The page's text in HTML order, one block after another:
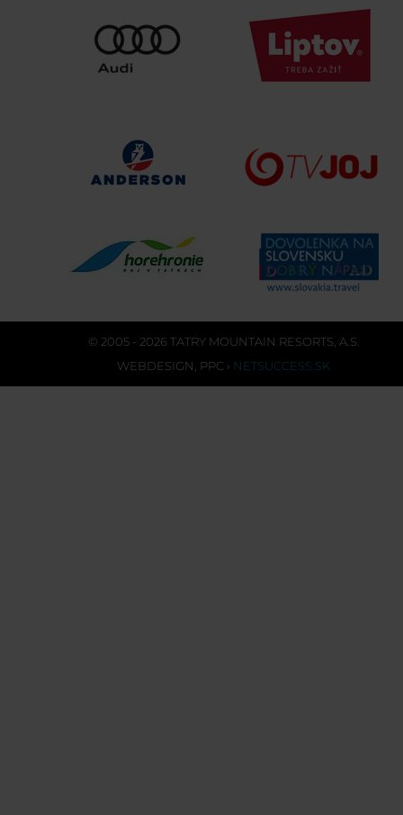
© 2005 - 2026 TATRY MOUNTAIN RESORTS, A.S.
WEBDESIGN PPC › NETSUCCESS.SK